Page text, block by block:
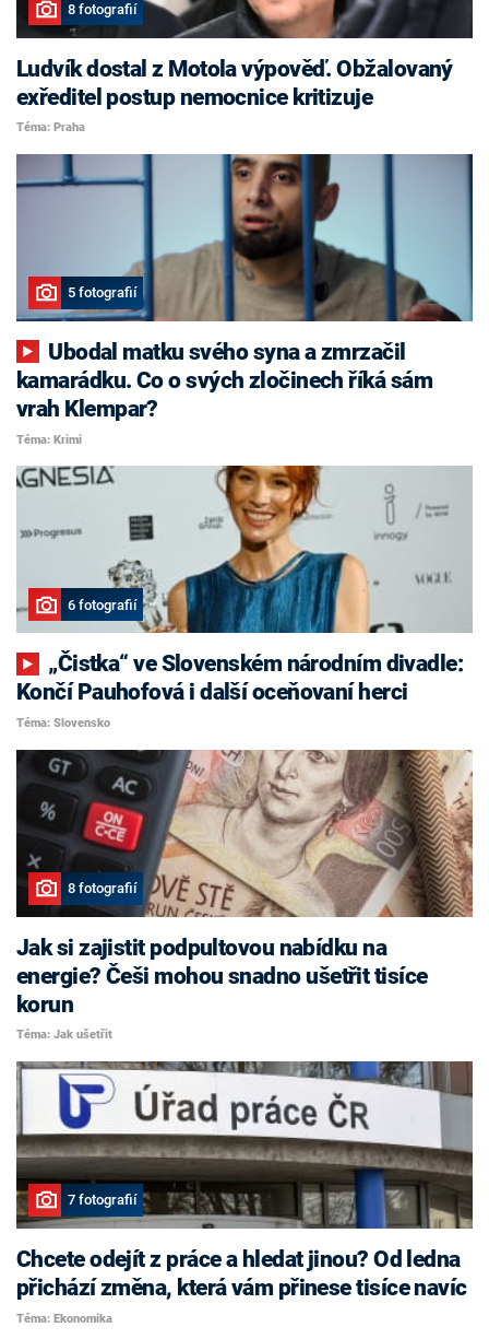
8 fotografií
Ludvík dostal z Motola výpověď. Obžalovaný
exředitel postup nemocnice kritizuje
Téma: Praha
5 fotografií
kamarádku. Co o svých zločinech říká sám
vrah Klempar?
Téma: Krimi
6 fotografií
Končí Pauhofová i další oceňovaní herci
Téma: Slovensko
8 fotografií
Jak si zajistit podpultovou nabídku na
energie? Češi mohou snadno ušetřit tisíce
korun
Téma: Jak ušetřit
7 fotografií
Chcete odejít z práce a hledat jinou? Od ledna
přichází změna, která vám přinese tisíce navíc
Téma: Ekonomika